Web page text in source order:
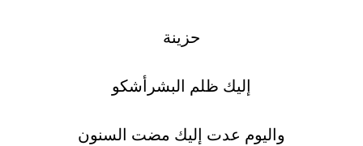
حزينة
أشكو إليك ظلم البشر
مضت السنون واليوم عدت إليك